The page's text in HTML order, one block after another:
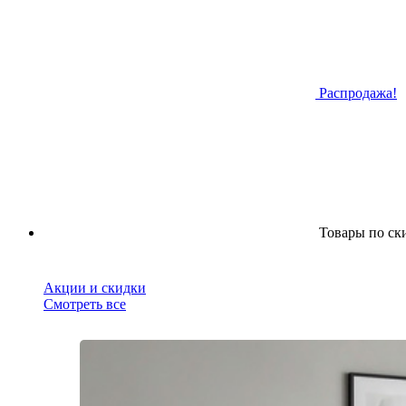
Распродажа!
Товары по
Акции и скидки
Смотреть все